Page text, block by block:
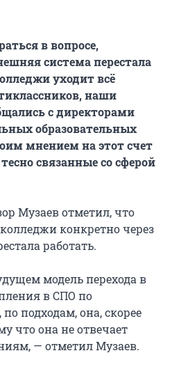
в вопросе,
система перестала
уходит всё
наши
с директорами
образовательных
мнением на этот счет
связанные со сферой
Музаев отметил, что
конкретно через
работать.
модель перехода в
в СПО по
подходам, она, скорее
что она не отвечает
— отметил Музаев.